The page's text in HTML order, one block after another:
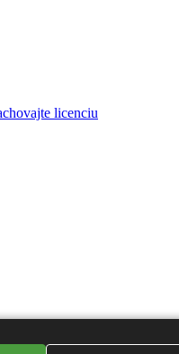
licenciu